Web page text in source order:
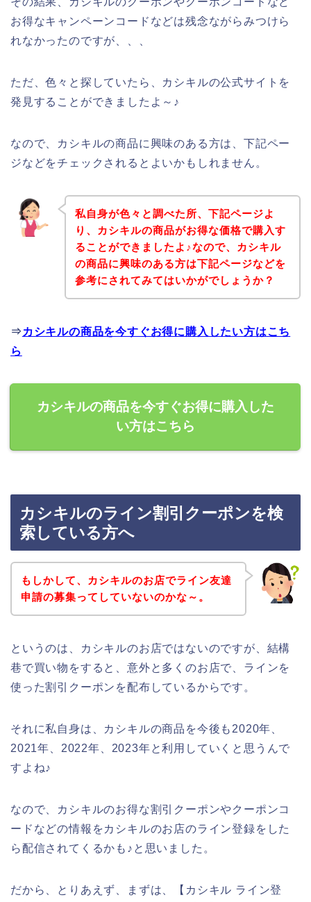
お得なキャンペーンコードなどは残念ながらみつけら
れなかったのですが、、、
ただ、色々と探していたら、カシキルの公式サイトを
発見することができましたよ～♪
なので、カシキルの商品に興味のある方は、下記ペー
ジなどをチェックされるとよいかもしれません。
私自身が色々と調べた所、下記ページよ
り、カシキルの商品がお得な価格で購入す
ることができましたよ♪なので、カシキル
の商品に興味のある方は下記ページなどを
参考にされてみてはいかがでしょうか？
⇒ カシキルの商品を今すぐお得に購入したい方はこち
ら
カシキルの商品を今すぐお得に購入した
い方はこちら
カシキルのライン割引クーポンを検
索している方へ
もしかして、カシキルのお店でライン友達
申請の募集ってしていないのかな～。
というのは、カシキルのお店ではないのですが、結構
巷で買い物をすると、意外と多くのお店で、ラインを
使った割引クーポンを配布しているからです。
それに私自身は、カシキルの商品を今後も2020年、
2021年、2022年、2023年と利用していくと思うんで
すよね♪
なので、カシキルのお得な割引クーポンやクーポンコ
ードなどの情報をカシキルのお店のライン登録をした
ら配信されてくるかも♪と思いました。
だから、とりあえず、まずは、【カシキル ライン登